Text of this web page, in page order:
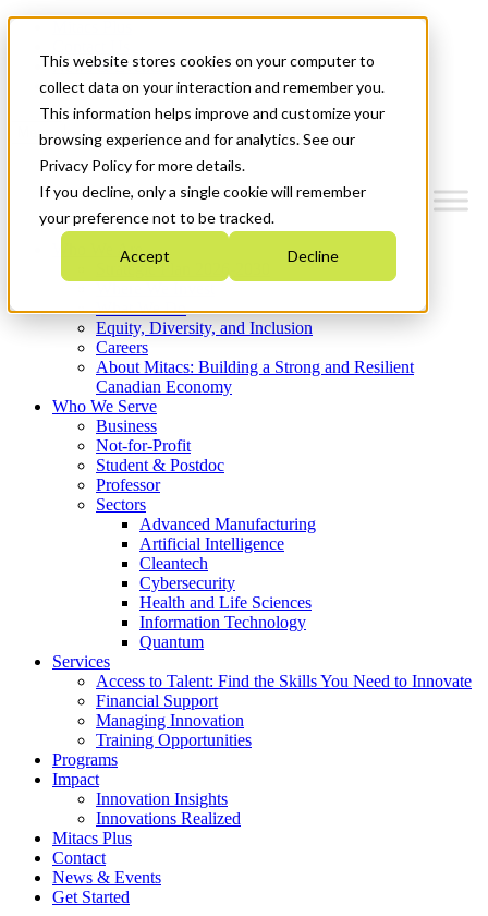
This website stores cookies on your computer to
collect data on your interaction and remember you.
This information helps improve and customize your
browsing experience and for analytics. See our
Privacy Policy for more details.
If you decline, only a single cookie will remember
your preference not to be tracked.
Accept Decline
News & Events
Get Started
Menu
Who We Are
Strategic Plan 2026-2030
What We Do
Equity, Diversity, and Inclusion
Careers
About Mitacs: Building a Strong and Resilient
Canadian Economy
Who We Serve
Business
Not-for-Profit
Student & Postdoc
Professor
Sectors
Advanced Manufacturing
Artificial Intelligence
Cleantech
Cybersecurity
Health and Life Sciences
Information Technology
Quantum
Services
Access to Talent: Find the Skills You Need to Innovate
Financial Support
Managing Innovation
Training Opportunities
Programs
Impact
Innovation Insights
Innovations Realized
Mitacs Plus
Contact
News & Events
Get Started